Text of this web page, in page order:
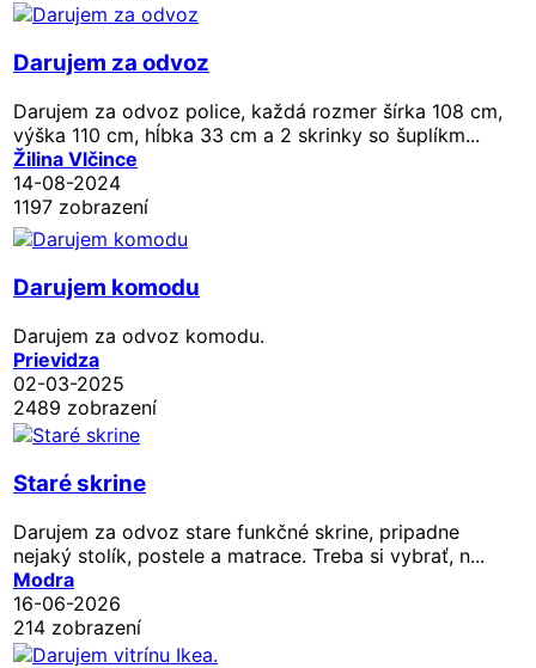
Darujem za odvoz
Darujem za odvoz police, každá rozmer šírka 108 cm,
výška 110 cm, hĺbka 33 cm a 2 skrinky so šuplíkm...
Žilina Vlčince
14-08-2024
1197 zobrazení
Darujem komodu
Darujem za odvoz komodu.
Prievidza
02-03-2025
2489 zobrazení
Staré skrine
Darujem za odvoz stare funkčné skrine, pripadne
nejaký stolík, postele a matrace. Treba si vybrať, n...
Modra
16-06-2026
214 zobrazení